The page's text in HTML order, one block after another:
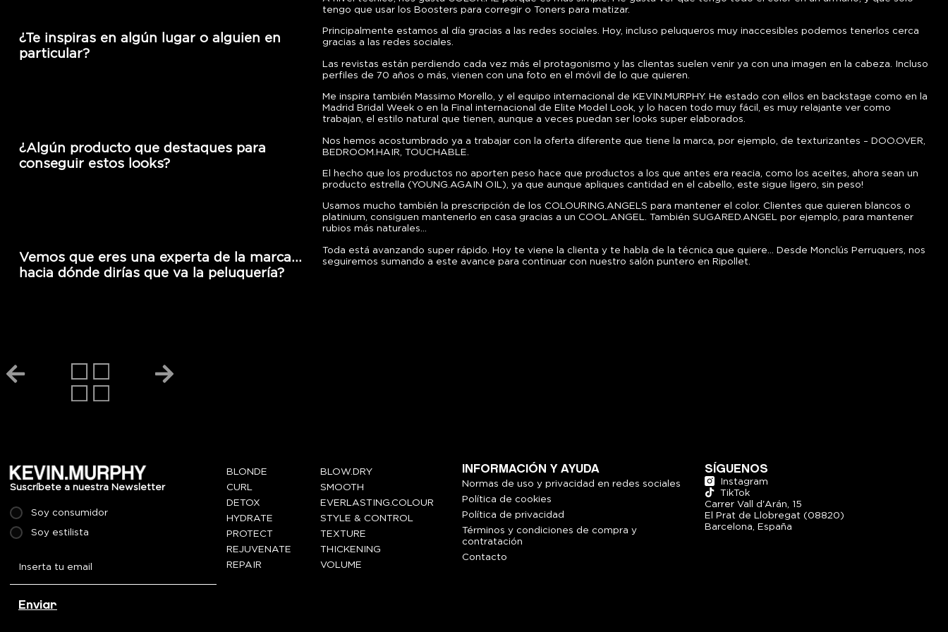
tengo que usar los Boosters para corregir o Toners para matizar.
¿Te inspiras en algún lugar o alguien en
particular?
Principalmente estamos al día gracias a las redes sociales. Hoy, incluso peluqueros muy inaccesibles podemos tenerlos cerca
gracias a las redes sociales.
Las revistas están perdiendo cada vez más el protagonismo y las clientas suelen venir ya con una imagen en la cabeza. Incluso
perfiles de 70 años o más, vienen con una foto en el móvil de lo que quieren.
Me inspira también Massimo Morello, y el equipo internacional de KEVIN.MURPHY. He estado con ellos en backstage como en la
Madrid Bridal Week o en la Final internacional de Elite Model Look, y lo hacen todo muy fácil, es muy relajante ver como
trabajan, el estilo natural que tienen, aunque a veces puedan ser looks super elaborados.
¿Algún producto que destaques para
conseguir estos looks?
Nos hemos acostumbrado ya a trabajar con la oferta diferente que tiene la marca, por ejemplo, de texturizantes – DOO.OVER,
BEDROOM.HAIR, TOUCHABLE.
El hecho que los productos no aporten peso hace que productos a los que antes era reacia, como los aceites, ahora sean un
producto estrella (YOUNG.AGAIN OIL), ya que aunque apliques cantidad en el cabello, este sigue ligero, sin peso!
Usamos mucho también la prescripción de los COLOURING.ANGELS para mantener el color. Clientes que quieren blancos o
platinium, consiguen mantenerlo en casa gracias a un COOL.ANGEL. También SUGARED.ANGEL por ejemplo, para mantener
rubios más naturales…
Vemos que eres una experta de la marca…
hacia dónde dirías que va la peluquería?
Toda está avanzando super rápido. Hoy te viene la clienta y te habla de la técnica que quiere… Desde Monclús Perruquers, nos
seguiremos sumando a este avance para continuar con nuestro salón puntero en Ripollet.
Suscríbete a nuestra Newsletter
Soy consumidor
Soy estilista
BLONDE
CURL
DETOX
HYDRATE
PROTECT
REJUVENATE
REPAIR
BLOW.DRY
SMOOTH
EVERLASTING.COLOUR
STYLE & CONTROL
TEXTURE
THICKENING
VOLUME
INFORMACIÓN Y AYUDA
Normas de uso y privacidad en redes sociales
Política de cookies
Política de privacidad
Términos y condiciones de compra y
contratación
Contacto
SÍGUENOS
Instagram
TikTok
Carrer Vall d'Arán, 15
El Prat de Llobregat (08820)
Barcelona, España